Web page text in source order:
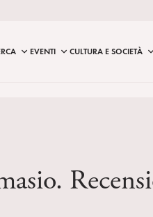
EVENTI CULTURA E SOCIETÀ